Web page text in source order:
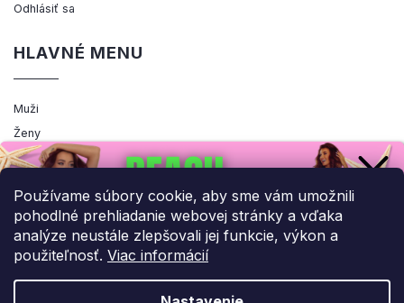
Používame súbory cookie, aby sme vám umožnili
pohodlné prehliadanie webovej stránky a vďaka
analýze neustále zlepšovali jej funkcie, výkon a
použiteľnosť. Viac informácií
Odhlásiť sa
HLAVNÉ MENU
Muži
Ženy
Výpredaj